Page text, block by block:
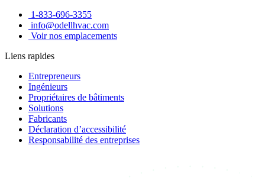
1-833-696-3355
info@odellhvac.com
Voir nos emplacements
Liens rapides
Entrepreneurs
Ingénieurs
Propriétaires de bâtiments
Solutions
Fabricants
Déclaration d’accessibilité
Responsabilité des entreprises